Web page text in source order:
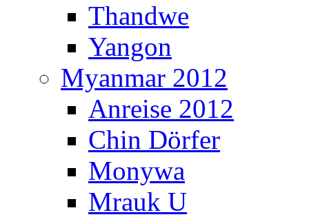
Thandwe
Yangon
Myanmar 2012
Anreise 2012
Chin Dörfer
Monywa
Mrauk U